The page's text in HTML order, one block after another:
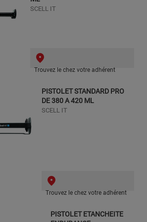
SCELL IT
Trouvez le chez votre adhérent
PISTOLET STANDARD PRO
DE 380 A 420 ML
SCELL IT
Trouvez le chez votre adhérent
PISTOLET ETANCHEITE